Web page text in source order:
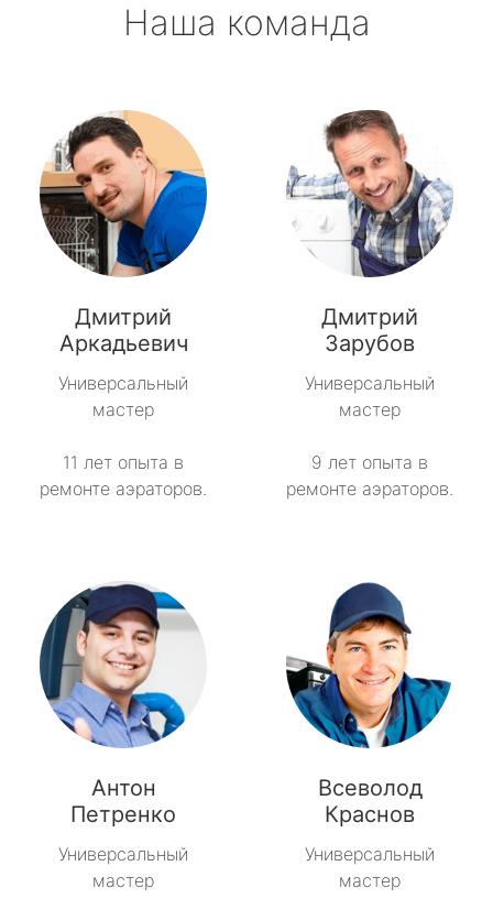
Наша команда
Дмитрий
Аркадьевич
Универсальный
мастер
11 лет опыта в
ремонте аэраторов.
Дмитрий
Зарубов
Универсальный
мастер
9 лет опыта в
ремонте аэраторов.
Антон
Петренко
Универсальный
мастер
Всеволод
Краснов
Универсальный
мастер